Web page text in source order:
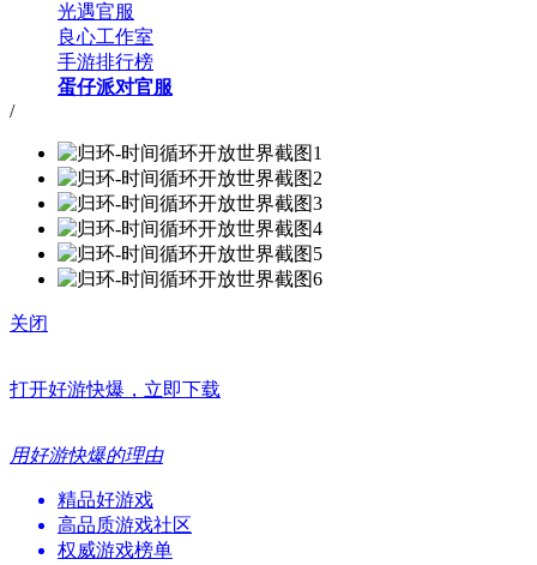
光遇官服
良心工作室
手游排行榜
蛋仔派对官服
/
关闭
打开好游快爆，立即下载
用好游快爆的理由
精品好游戏
高品质游戏社区
权威游戏榜单